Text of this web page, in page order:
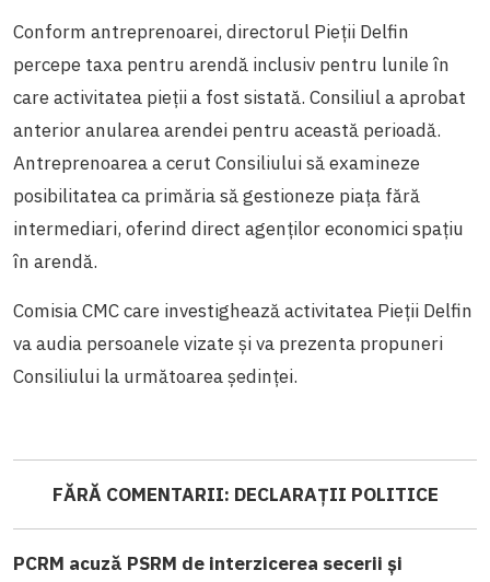
Conform antreprenoarei, directorul Pieții Delfin
percepe taxa pentru arendă inclusiv pentru lunile în
care activitatea pieții a fost sistată. Consiliul a aprobat
anterior anularea arendei pentru această perioadă.
Antreprenoarea a cerut Consiliului să examineze
posibilitatea ca primăria să gestioneze piața fără
intermediari, oferind direct agenților economici spațiu
în arendă.
Comisia CMC care investighează activitatea Pieții Delfin
va audia persoanele vizate și va prezenta propuneri
Consiliului la următoarea ședinței.
FĂRĂ COMENTARII: DECLARAȚII POLITICE
PCRM acuză PSRM de interzicerea secerii și